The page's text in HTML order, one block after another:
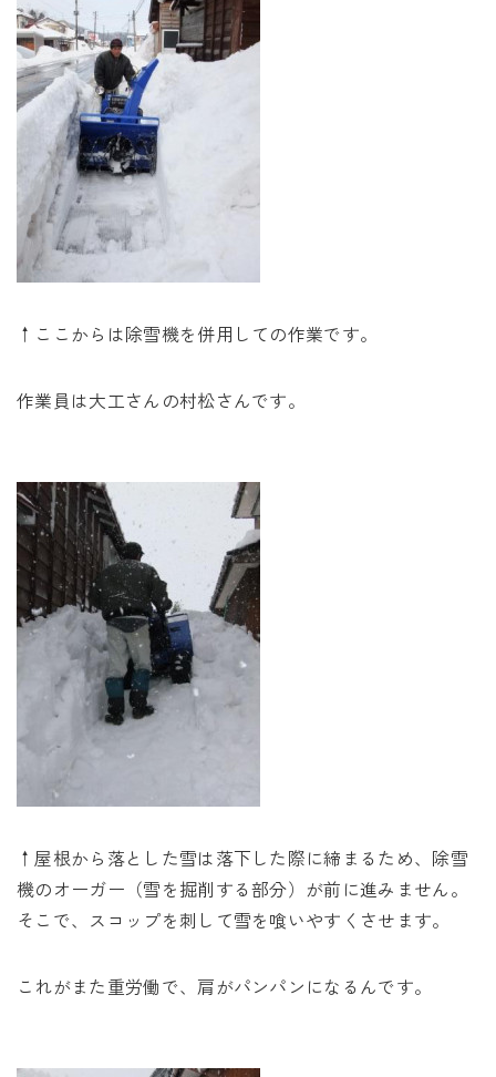
↑ここからは除雪機を併用しての作業です。
作業員は大工さんの村松さんです。
↑屋根から落とした雪は落下した際に締まるため、除雪
機のオーガー（雪を掘削する部分）が前に進みません。
そこで、スコップを刺して雪を喰いやすくさせます。
これがまた重労働で、肩がパンパンになるんです。